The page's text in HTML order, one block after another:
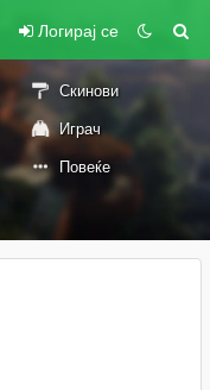
Логирај се
Скинови
Играч
Повеќе